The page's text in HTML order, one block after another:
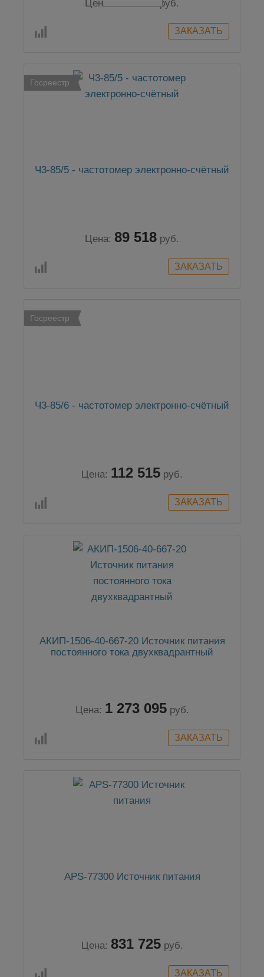
Цена: руб.
Госреестр
Ч3-85/5 - частотомер электронно-счётный
Цена: 89 518 руб.
Госреестр
Ч3-85/6 - частотомер электронно-счётный
Цена: 112 515 руб.
АКИП-1506-40-667-20 Источник питания
постоянного тока двухквадрантный
Цена: 1 273 095 руб.
APS-77300 Источник питания
Цена: 831 725 руб.